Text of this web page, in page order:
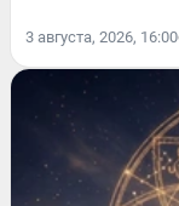
3 августа, 2026, 16:00